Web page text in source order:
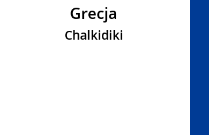
Grecja
Chalkidiki